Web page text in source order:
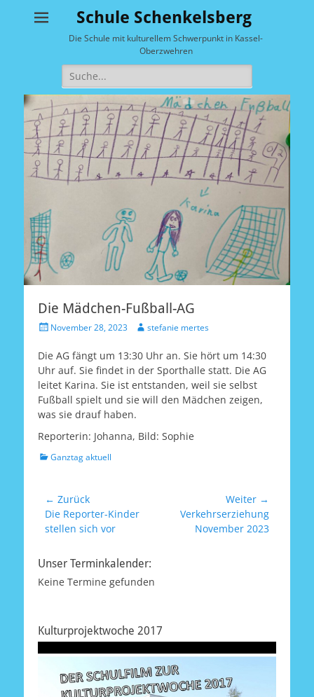
Schule Schenkelsberg
Die Schule mit kulturellem Schwerpunkt in Kassel-
Oberzwehren
Suche
nach:
Die Mädchen-Fußball-AG
Veröffentlicht
November 28, 2023 Autorstefanie mertes
Die AG fängt um 13:30 Uhr an. Sie hört um 14:30
Uhr auf. Sie findet in der Sporthalle statt. Die AG
leitet Karina. Sie ist entstanden, weil sie selbst
Fußball spielt und sie will den Mädchen zeigen,
was sie drauf haben.
Reporterin: Johanna, Bild: Sophie
Kategorien
Ganztag aktuell
Beitrags-
Navigation
← Zurück
Vorheriger
Beitrag:
Die Reporter-Kinder
stellen sich vor
Weiter →
NächsterVerkehrserziehung
November 2023
Unser Terminkalender:
Keine Termine gefunden
Kulturprojektwoche 2017